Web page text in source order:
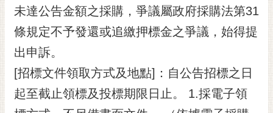
未達公告金額之採購，爭議屬政府採購法第31
條規定不予發還或追繳押標金之爭議，始得提
出申訴。
[招標文件領取方式及地點]：自公告招標之日
起至截止領標及投標期限日止。 1.採電子領